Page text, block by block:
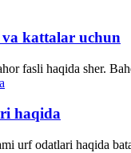
kattalar uchun
fasli haqida sher.
haqida
urf odatlari haqida